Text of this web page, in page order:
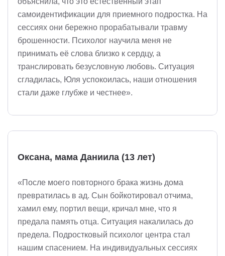
самоидентификации для приемного подростка. На
сессиях они бережно прорабатывали травму
брошенности. Психолог научила меня не
принимать её слова близко к сердцу, а
транслировать безусловную любовь. Ситуация
сгладилась, Юля успокоилась, наши отношения
стали даже глубже и честнее».
Оксана, мама Даниила (13 лет)
«После моего повторного брака жизнь дома
превратилась в ад. Сын бойкотировал отчима,
хамил ему, портил вещи, кричал мне, что я
предала память отца. Ситуация накалилась до
предела. Подростковый психолог центра стал
нашим спасением. На индивидуальных сессиях